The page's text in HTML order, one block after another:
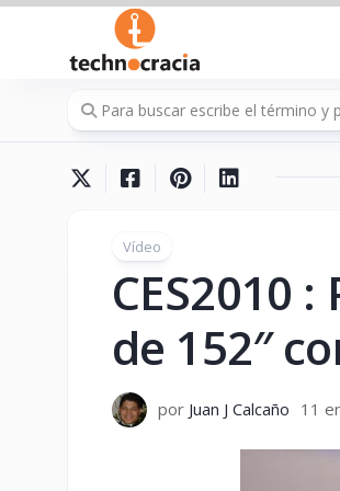
Saltar
contenido
Vídeo
CES2010
de 152″
por Juan J Calcaño 11